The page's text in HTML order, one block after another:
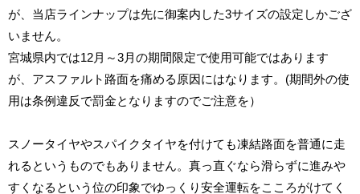
が、当店ラインナップは先に御案内した3サイズの設定しかござ
いません。
宮城県内では12月～3月の期間限定で使用可能ではあります
が、アスファルト路面を痛める原因にはなります。(期間外の使
用は条例違反で罰金となりますのでご注意を）
スノータイヤやスパイクタイヤを付けても凍結路面を普通に走
れるというものでもありません。真っ直ぐなら滑らずに進みや
すくなるという位の印象でゆっくり安全運転をこころがけてく